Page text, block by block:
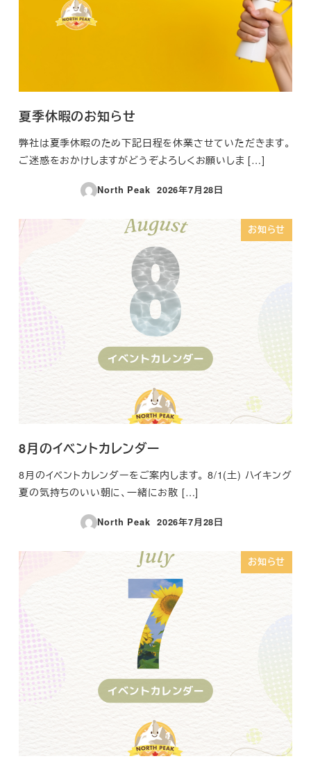
夏季休暇のお知らせ
弊社は夏季休暇のため下記日程を休業させていただきます。
ご迷惑をおかけしますがどうぞよろしくお願いしま […]
North Peak
投稿日
2026年7月28日
お知らせ
8月のイベントカレンダー
8月のイベントカレンダーをご案内します。 8/1(土) ハイキング
夏の気持ちのいい朝に、一緒にお散 […]
North Peak
投稿日
2026年7月28日
お知らせ